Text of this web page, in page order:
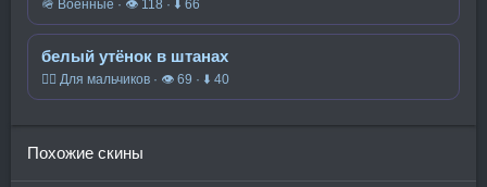
🪖 Военные · 👁 118 · ⬇ 66
белый утёнок в штанах
🧍‍♂️ Для мальчиков · 👁 69 · ⬇ 40
Похожие скины